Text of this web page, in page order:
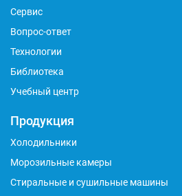
Сервис
Вопрос-ответ
Технологии
Библиотека
Учебный центр
Продукция
Холодильники
Морозильные камеры
Стиральные и сушильные машины